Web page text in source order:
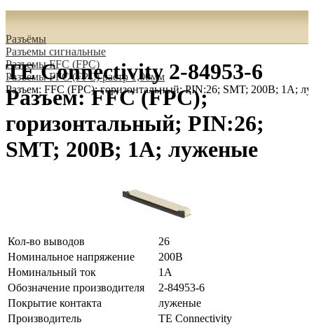
Разъёмы
Разъeмы сигнальные
Разъeмы FFC (FPC)
Разъeмы FFC (FPC) растр 1,00мм
Разъем: FFC (FPC); горизонтальный; PIN:26; SMT; 200В; 1А;
TE Connectivity 2-84953-6
Разъем: FFC (FPC);
горизонтальный; PIN:26;
SMT; 200В; 1А; луженые
Кол-во выводов
26
Номинальное напряжение
200В
Номинальный ток
1А
Обозначение производителя
2-84953-6
Покрытие контакта
луженые
Производитель
TE Connectivity